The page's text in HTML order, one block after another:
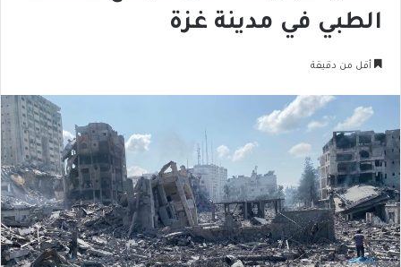
الطبي في مدينة غزة
أقل من دقيقة